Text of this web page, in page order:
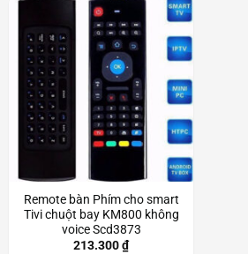
Remote bàn Phím cho smart
Tivi chuột bay KM800 không
voice Scd3873
213.300₫